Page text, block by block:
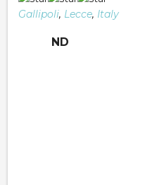
Gallipoli, Lecce, Italy
ND